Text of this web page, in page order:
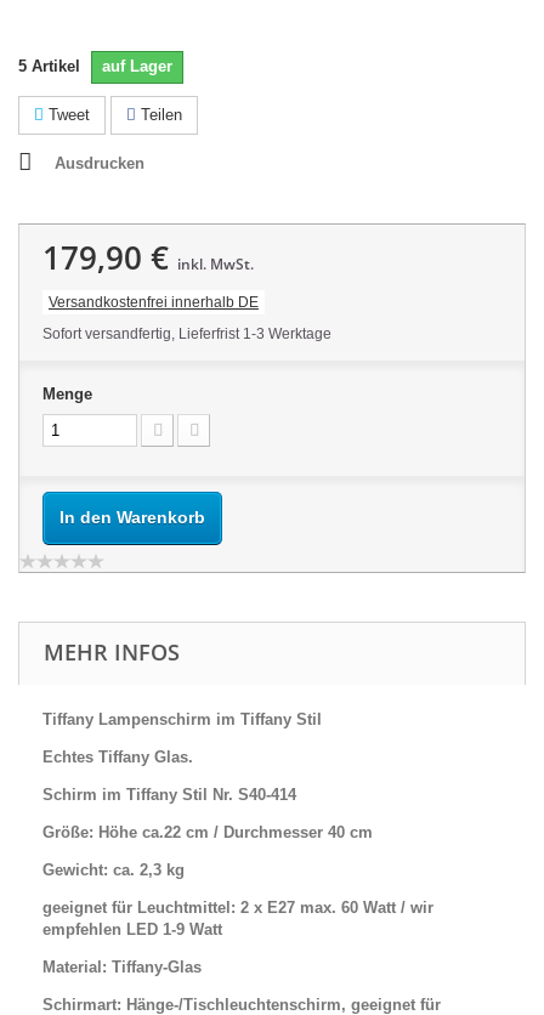
5 Artikel auf Lager
Tweet Teilen
Ausdrucken
179,90 € inkl. MwSt.
Versandkostenfrei innerhalb DE
Sofort versandfertig, Lieferfrist 1-3 Werktage
Menge
In den Warenkorb
MEHR INFOS
Tiffany Lampenschirm im Tiffany Stil
Echtes Tiffany Glas.
Schirm im Tiffany Stil Nr. S40-414
Größe: Höhe ca.22 cm / Durchmesser 40 cm
Gewicht: ca. 2,3 kg
geeignet für Leuchtmittel: 2 x E27 max. 60 Watt / wir
empfehlen LED 1-9 Watt
Material: Tiffany-Glas
Schirmart: Hänge-/Tischleuchtenschirm, geeignet für